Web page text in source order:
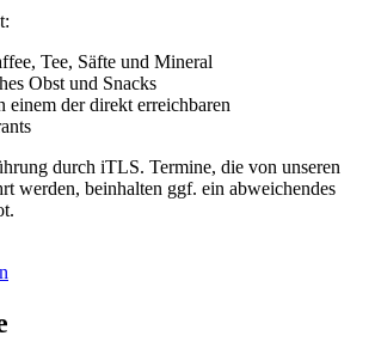
Tee, Säfte und Mineral
Obst und Snacks
einem der direkt erreichbaren
durch iTLS. Termine, die von unseren
werden, beinhalten ggf. ein abweichendes